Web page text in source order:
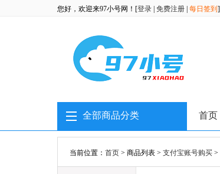
您好，欢迎来97小号网！[登录 免费注册 每日签到 ]
全部商品分类 首页
当前位置： 首页 > 商品列表 > 支付宝账号购买 >